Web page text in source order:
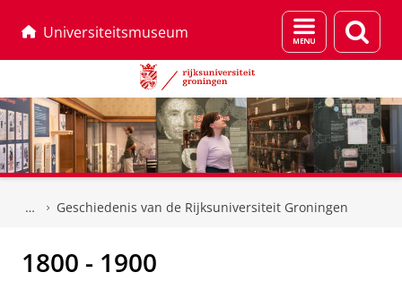
Universiteitsmuseum
Menu
en
Geschiedenis van de Rijksuniversiteit Groningen
1800 - 1900